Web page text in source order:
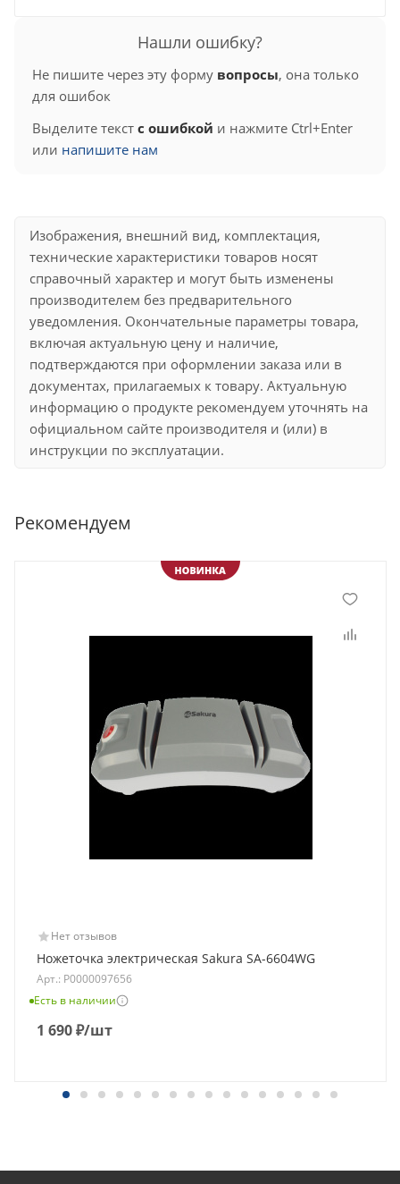
Нашли ошибку?
Не пишите через эту форму вопросы, она только
для ошибок
Выделите текст с ошибкой и нажмите Ctrl+Enter
или напишите нам
Изображения, внешний вид, комплектация,
технические характеристики товаров носят
справочный характер и могут быть изменены
производителем без предварительного
уведомления. Окончательные параметры товара,
включая актуальную цену и наличие,
подтверждаются при оформлении заказа или в
документах, прилагаемых к товару. Актуальную
информацию о продукте рекомендуем уточнять на
официальном сайте производителя и (или) в
инструкции по эксплуатации.
Рекомендуем
Нет отзывов
Ножеточка электрическая Sakura SA-6604WG
Арт.: Р0000097656
Есть в наличии
1 690₽/шт